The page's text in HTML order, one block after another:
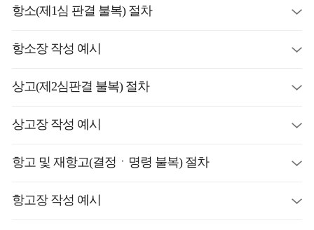
항소(제1심 판결 불복) 절차
항소장 작성 예시
상고(제2심판결 불복) 절차
상고장 작성 예시
항고 및 재항고(결정ㆍ명령 불복) 절차
항고장 작성 예시